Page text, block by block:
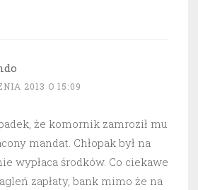
2013 O 15:09
że komornik zamroził mu
mandat. Chłopak był na
wypłaca środków. Co ciekawe
zapłaty, bank mimo że na